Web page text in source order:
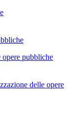
pubbliche
delle opere